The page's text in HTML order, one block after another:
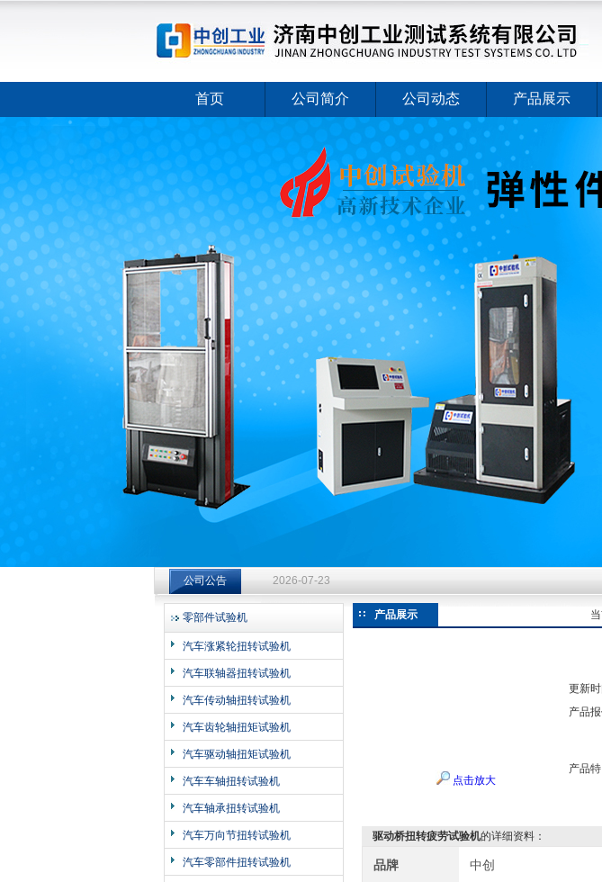
济南中创工业测试系统有限公司
首页 公司简介 公司动态 产品展示
公司公告 2026-07-23
钻杆扭转试验台选型指南：从额定扭矩到加载频率的工况适配逻辑
2026-07-23
钻杆扭转试验台选型指南：从额定扭矩到加载频率的工况适配逻辑
2026-07-23
零部件试验机
汽车涨紧轮扭转试验机
汽车联轴器扭转试验机
汽车传动轴扭转试验机
汽车齿轮轴扭矩试验机
汽车驱动轴扭矩试验机
汽车车轴扭转试验机
汽车轴承扭转试验机
汽车万向节扭转试验机
汽车零部件扭转试验机
产品展示
点击放大
更新时
产品报
产品特
驱动桥扭转疲劳试验机的详细资料：
品牌 中创